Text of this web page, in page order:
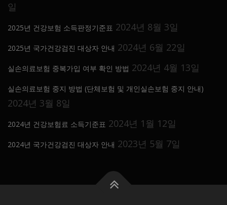
일
2025년 건강보험 소득판정기준표 2024년 8월 3일
2025년 국가건강검진 대상자 안내 2024년 6월 22일
실손의료보험 중복가입 여부 확인 방법 2024년 4월 13일
실손의료보험 중지 방법 (단체보험 및 개인실손보험 중지 안내)
2024년 3월 8일
2024년 건강보험료 소득기준표 2024년 1월 12일
2024년 국가건강검진 대상자 안내 2023년 5월 7일